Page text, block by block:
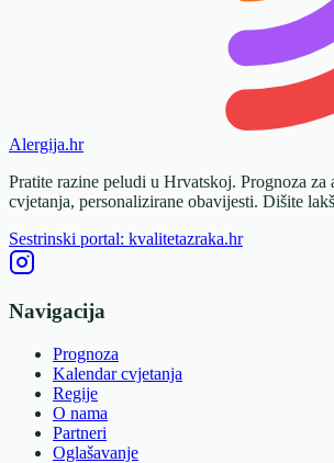
Alergija.hr
Pratite razine peludi u Hrvatskoj. Prognoza za
cvjetanja, personalizirane obavijesti. Dišite
Sestrinski portal: kvalitetazraka.hr
Navigacija
Prognoza
Kalendar cvjetanja
Regije
O nama
Partneri
Oglašavanje